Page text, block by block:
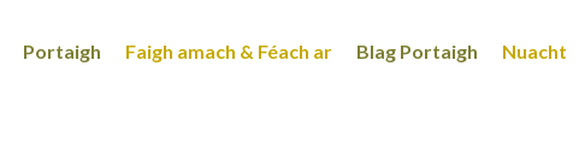
Portaigh Faigh amach & Féach ar Blag Portaigh Nuacht